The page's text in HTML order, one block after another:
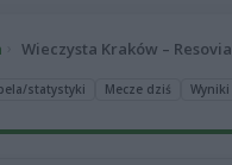
Wieczysta Kraków – Resovia
statystyki Mecze dziś